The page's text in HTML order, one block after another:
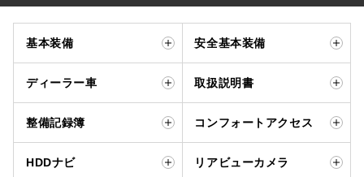
基本装備 安全基本装備
ディーラー車 取扱説明書
整備記録簿 コンフォートアクセス
HDDナビ リアビューカメラ